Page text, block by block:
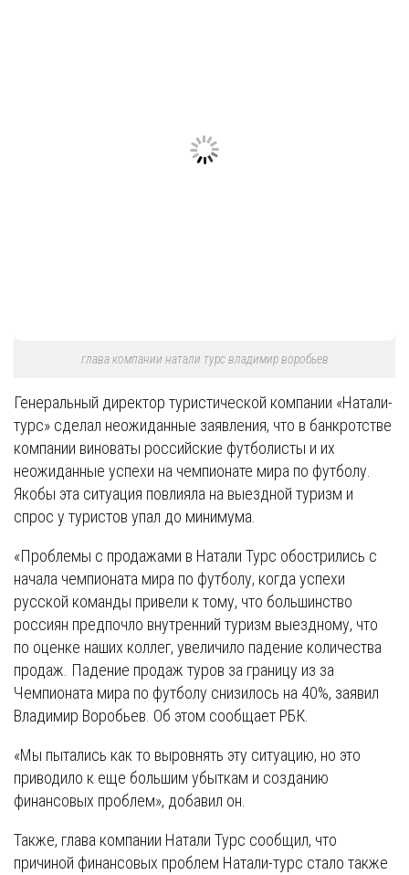
глава компании натали турс владимир воробьев
Генеральный директор туристической компании «Натали-
турс» сделал неожиданные заявления, что в банкротстве
компании виноваты российские футболисты и их
неожиданные успехи на чемпионате мира по футболу.
Якобы эта ситуация повлияла на выездной туризм и
спрос у туристов упал до минимума.
«Проблемы с продажами в Натали Турс обострились с
начала чемпионата мира по футболу, когда успехи
русской команды привели к тому, что большинство
россиян предпочло внутренний туризм выездному, что
по оценке наших коллег, увеличило падение количества
продаж. Падение продаж туров за границу из за
Чемпионата мира по футболу снизилось на 40%, заявил
Владимир Воробьев. Об этом сообщает РБК.
«Мы пытались как то выровнять эту ситуацию, но это
приводило к еще большим убыткам и созданию
финансовых проблем», добавил он.
Также, глава компании Натали Турс сообщил, что
причиной финансовых проблем Натали-турс стало также